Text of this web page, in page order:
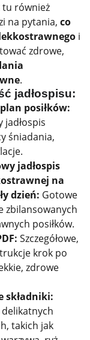
tu również
na pytania, co
i
zdrowe,
.
jadłospisu:
posiłków:
jadłospis
śniadania,
jadłospis
na
dzień: Gotowe
zbilansowanych
posiłków.
Szczegółowe,
krok po
zdrowe
składniki:
takich jak